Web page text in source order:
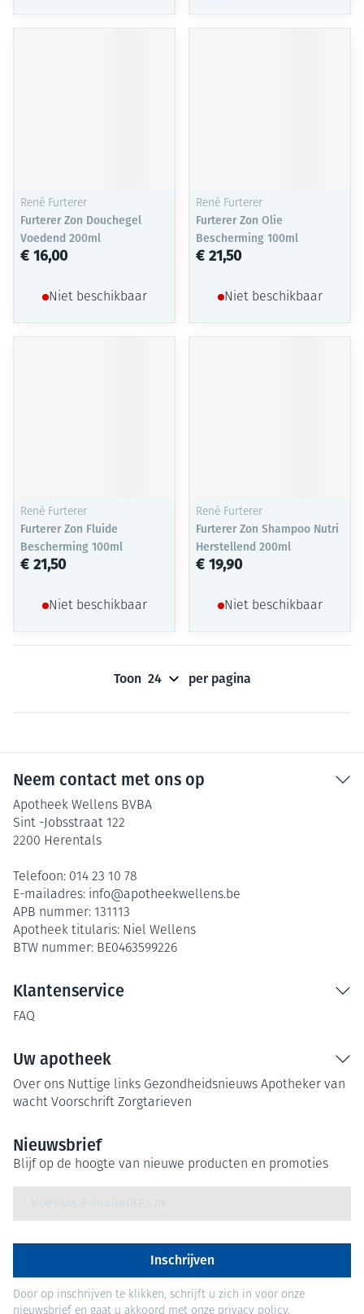
René Furterer
Furterer Zon Douchegel
Voedend 200ml
€ 16,00
Niet beschikbaar
René Furterer
Furterer Zon Olie
Bescherming 100ml
€ 21,50
Niet beschikbaar
René Furterer
Furterer Zon Fluide
Bescherming 100ml
€ 21,50
Niet beschikbaar
René Furterer
Furterer Zon Shampoo Nutri
Herstellend 200ml
€ 19,90
Niet beschikbaar
Toon per pagina
Neem contact met ons op
Apotheek Wellens BVBA
Sint -Jobsstraat 122
2200 Herentals
Telefoon: 014 23 10 78
E-mailadres: info@apotheekwellens.be
APB nummer: 131113
Apotheek titularis: Niel Wellens
BTW nummer: BE0463599226
Klantenservice
FAQ
Uw apotheek
Over ons Nuttige links Gezondheidsnieuws Apotheker van
wacht Voorschrift Zorgtarieven
Nieuwsbrief
Blijf op de hoogte van nieuwe producten en promoties
Inschrijven
Door op inschrijven te klikken, schrijft u zich in voor onze
nieuwsbrief en gaat u akkoord met onze privacy policy.